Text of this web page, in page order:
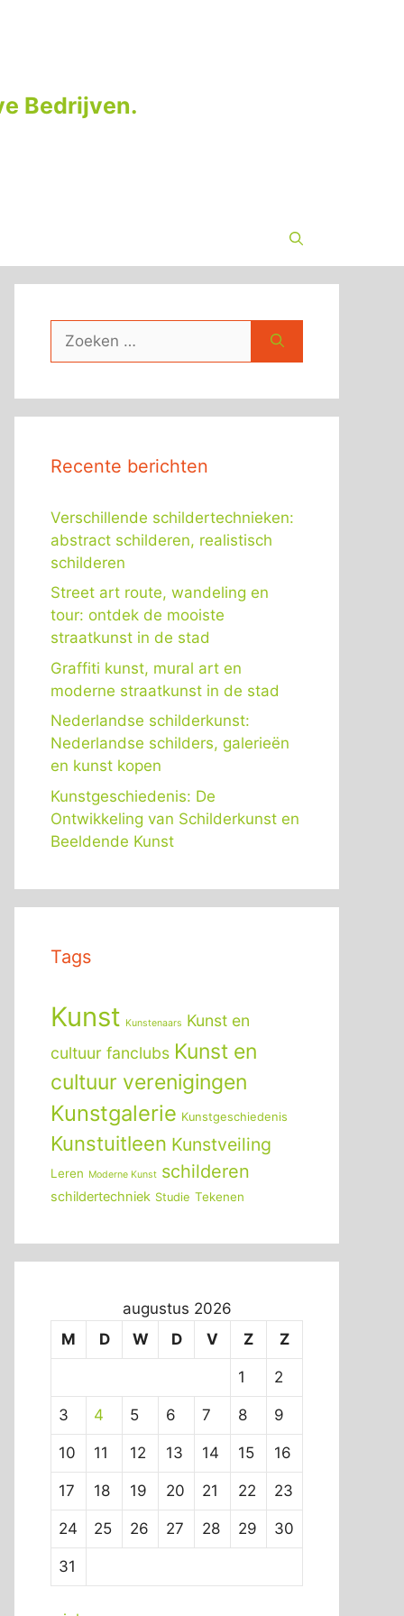
Bedrijven.
naar:
Recente berichten
Verschillende schildertechnieken:
abstract schilderen, realistisch
schilderen
Street art route, wandeling en
tour: ontdek de mooiste
straatkunst in de stad
Graffiti kunst, mural art en
moderne straatkunst in de stad
Nederlandse schilderkunst:
Nederlandse schilders, galerieën
en kunst kopen
Kunstgeschiedenis: De
Ontwikkeling van Schilderkunst en
Beeldende Kunst
Tags
Kunst Kunstenaars Kunst en
cultuur fanclubs Kunst en
cultuur verenigingen
Kunstgalerie Kunstgeschiedenis
Kunstuitleen Kunstveiling
Leren Moderne Kunst schilderen
schildertechniek Studie Tekenen
augustus 2026
M
D W D V Z Z
1 2
3 4 5 6 7 8 9
10 11 12 13 14 15 16
17 18 19 20 21 22 23
24 25 26 27 28 29 30
31